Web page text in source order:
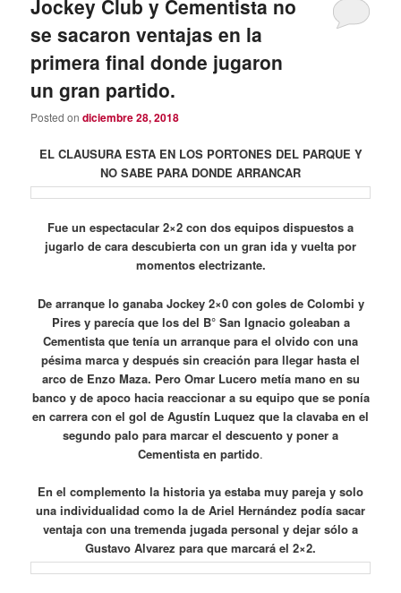
Jockey Club y Cementista no
se sacaron ventajas en la
primera final donde jugaron
un gran partido.
Posted ondiciembre 28, 2018
EL CLAUSURA ESTA EN LOS PORTONES DEL PARQUE Y
NO SABE PARA DONDE ARRANCAR
Fue un espectacular 2×2 con dos equipos dispuestos a
jugarlo de cara descubierta con un gran ida y vuelta por
momentos electrizante.
De arranque lo ganaba Jockey 2×0 con goles de Colombi y
Pires y parecía que los del B° San Ignacio goleaban a
Cementista que tenía un arranque para el olvido con una
pésima marca y después sin creación para llegar hasta el
arco de Enzo Maza. Pero Omar Lucero metía mano en su
banco y de apoco hacia reaccionar a su equipo que se ponía
en carrera con el gol de Agustín Luquez que la clavaba en el
segundo palo para marcar el descuento y poner a
Cementista en partido.
En el complemento la historia ya estaba muy pareja y solo
una individualidad como la de Ariel Hernández podía sacar
ventaja con una tremenda jugada personal y dejar sólo a
Gustavo Alvarez para que marcará el 2×2.